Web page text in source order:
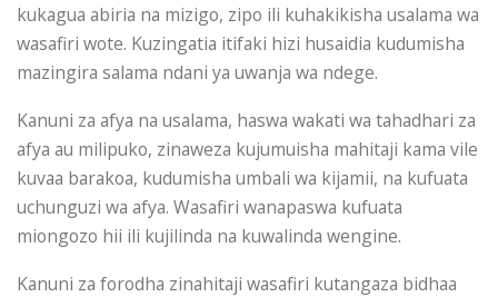
kukagua abiria na mizigo, zipo ili kuhakikisha usalama wa
wasafiri wote. Kuzingatia itifaki hizi husaidia kudumisha
mazingira salama ndani ya uwanja wa ndege.
Kanuni za afya na usalama, haswa wakati wa tahadhari za
afya au milipuko, zinaweza kujumuisha mahitaji kama vile
kuvaa barakoa, kudumisha umbali wa kijamii, na kufuata
uchunguzi wa afya. Wasafiri wanapaswa kufuata
miongozo hii ili kujilinda na kuwalinda wengine.
Kanuni za forodha zinahitaji wasafiri kutangaza bidhaa